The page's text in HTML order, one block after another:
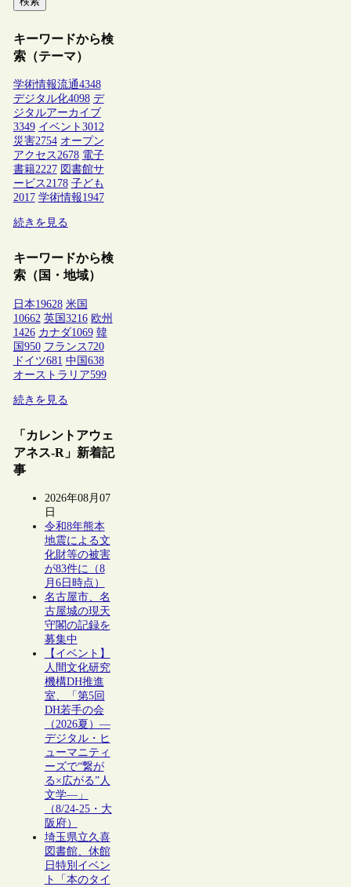
キーワードから検
索（テーマ）
学術情報流通4348
デジタル化4098 デ
ジタルアーカイブ
3349 イベント 3012
災害2754 オープン
アクセス2678 電子
書籍2227 図書館サ
ービス2178 子ども
2017 学術情報1947
続きを見る
キーワードから検
索（国・地域）
日本19628 米国
10662 英国 3216 欧州
1426 カナダ1069 韓
国 950 フランス 720
ドイツ681 中国 638
オーストラリア599
続きを見る
「カレントアウェ
アネス-R」新着記
事
2026年08月07
日
令和8年熊本
地震による文
化財等の被害
が83件に（8
月6日時点）
名古屋市、名
古屋城の現天
守閣の記録を
募集中
【イベント】
人間文化研究
機構DH推進
室、「第5回
DH若手の会
（2026夏）―
デジタル・ヒ
ューマニティ
ーズで“繋が
る×広がる”人
文学―」
（8/24-25・大
阪府）
埼玉県立久喜
図書館、休館
日特別イベン
ト「本のタイ